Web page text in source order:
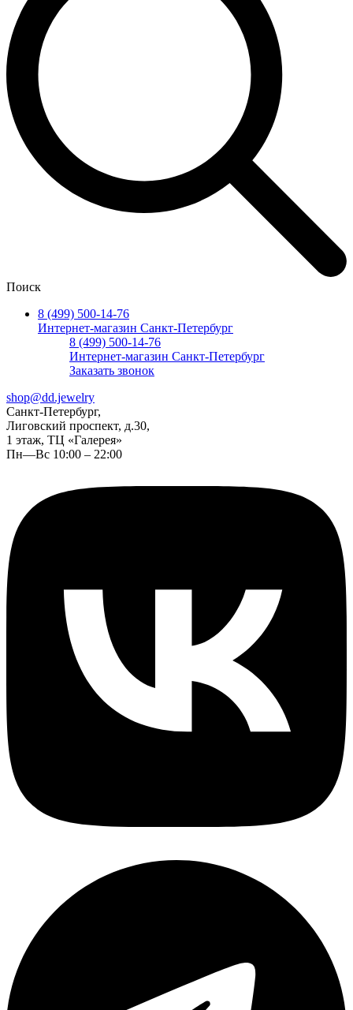
Поиск
8 (499) 500-14-76
Интернет-магазин Санкт-Петербург
8 (499) 500-14-76
Интернет-магазин Санкт-Петербург
Заказать звонок
shop@dd.jewelry
Санкт-Петербург,
Лиговский проспект, д.30,
1 этаж, ТЦ «Галерея»
Пн—Вс 10:00 – 22:00